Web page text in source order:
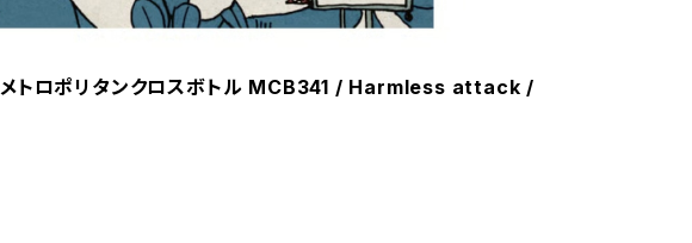
ロポリタンクロスボトル MCB341 / Harmless attack /